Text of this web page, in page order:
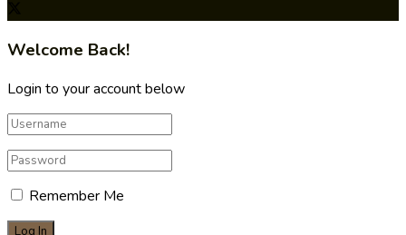
Welcome Back!
Login to your account below
Remember Me